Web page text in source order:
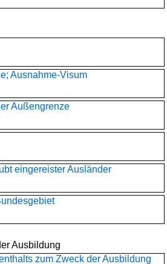
Ausnahme-Visum
Außengrenze
eingereister Ausländer
Ausbildung
zum Zweck der Ausbildung